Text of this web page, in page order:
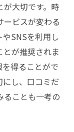
が大切です。時
ービスが変わる
SNSを利用し
が推奨されま
得ることがで
し、口コミだ
ることも一考の